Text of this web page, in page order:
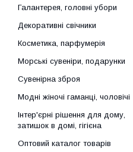
Галантерея, головні убори
Декоративні свічники
Косметика, парфумерія
Морські сувеніри, подарунки
Сувенірна зброя
Модні жіночі гаманці, чоловічі
Інтер'єрні рішення для дому,
затишок в домі, гігієна
Оптовий каталог товарів